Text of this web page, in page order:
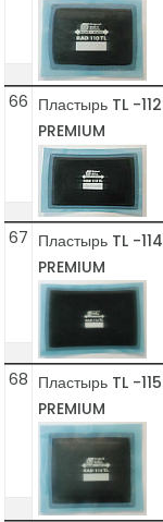
66 Пластырь TL -112
PREMIUM
67 Пластырь TL -114
PREMIUM
68 Пластырь TL -115
PREMIUM